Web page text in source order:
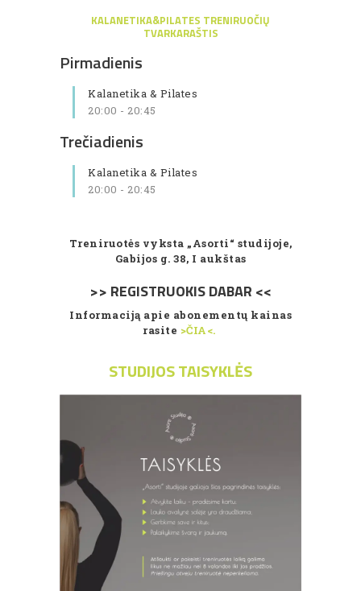
KALANETIKA&PILATES TRENIRUOČIŲ
TVARKARAŠTIS
Pirmadienis
Kalanetika & Pilates
20:00 - 20:45
Trečiadienis
Kalanetika & Pilates
20:00 - 20:45
Treniruotės vyksta „Asorti“ studijoje,
Gabijos g. 38, I aukštas
>> REGISTRUOKIS DABAR <<
Informaciją apie abonementų kainas
rasite >ČIA<.
STUDIJOS TAISYKLĖS